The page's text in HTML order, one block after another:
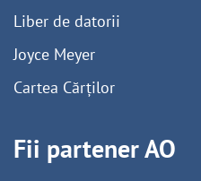
Liber de datorii
Joyce Meyer
Cartea Cărților
Fii partener AO